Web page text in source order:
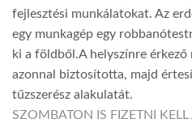
fejlesztési munkálatokat. Az
egy munkagép egy
ki a földből.A helyszínre
azonnal biztosította, majd
tűzszerész alakulatát.
SZOMBATON IS FIZETNI KELL